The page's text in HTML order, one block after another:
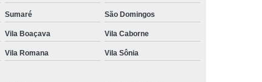
Instalação de Maquina de Lavar Samsung
Instalação Maquina de Lavar Roupa
Instalação Maquina Lavar e Seca
Sumaré São Domingos
Vila Boaçava Vila Caborne
Vila Romana Vila Sônia